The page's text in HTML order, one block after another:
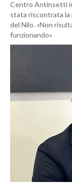
Centro Antinsetti
stata riscontrata la
del Nilo. «Non
funzionando»